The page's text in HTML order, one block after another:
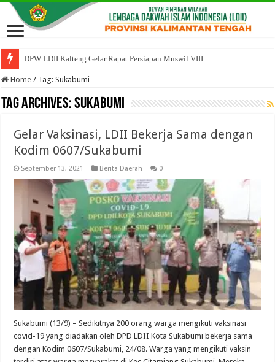
DPW LDII Kalteng Gelar Rapat Persiapan Muswil VIII
Home / Tag:Sukabumi
Tag Archives:Sukabumi
Gelar Vaksinasi, LDII Bekerja Sama dengan
Kodim 0607/Sukabumi
September 13, 2021 Berita Daerah 0
Sukabumi (13/9) – Sedikitnya 200 orang warga mengikuti vaksinasi
covid-19 yang diadakan oleh DPD LDII Kota Sukabumi bekerja sama
dengan Kodim 0607/Sukabumi, 24/08. Warga yang mengikuti vaksin